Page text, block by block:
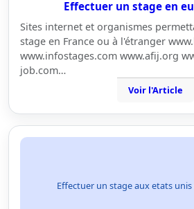
Effectuer un stage en
Sites internet et organismes
stage en France ou à l'étranger
www.infostages.com www.afij.org
job.com…
Voir l'Article
Effectuer un stage aux etats